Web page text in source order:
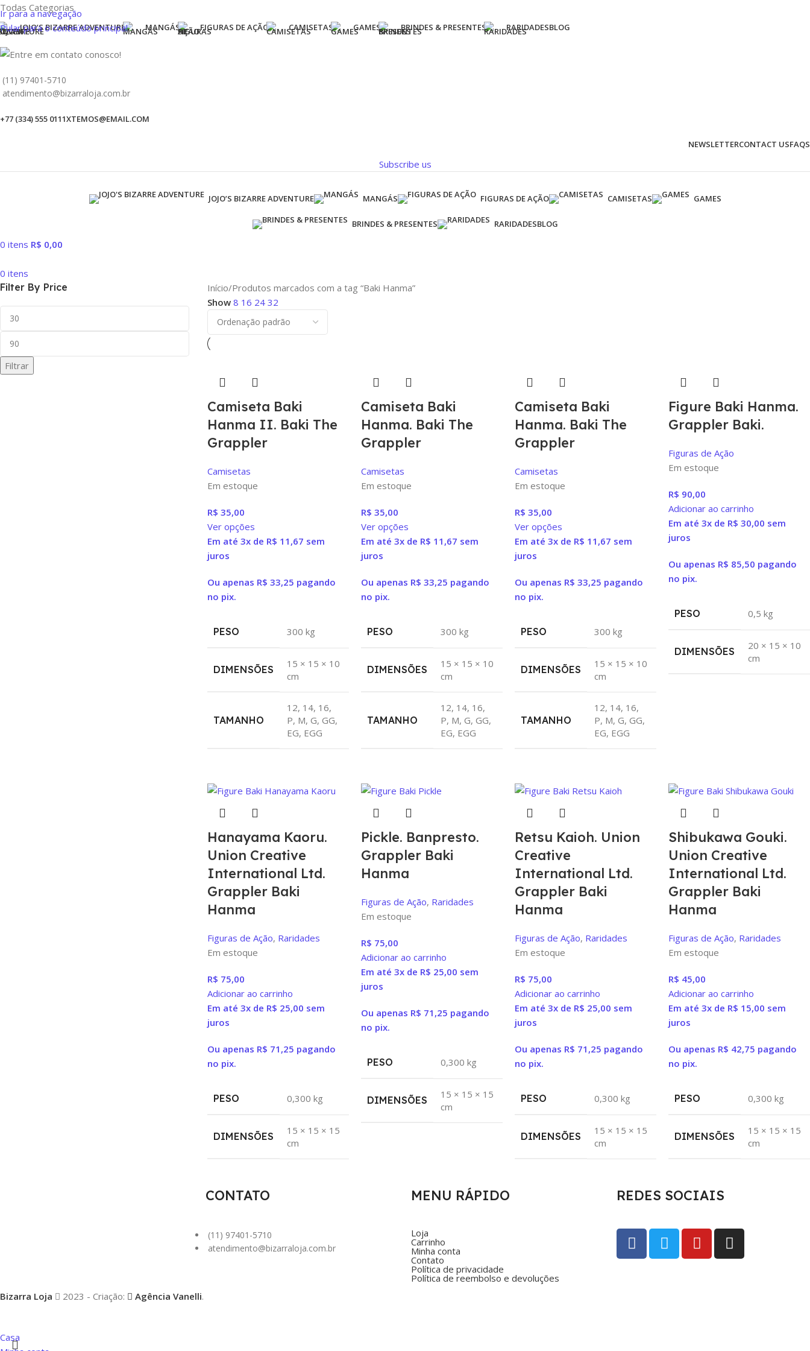
Ir para a navegação
Pular para o conteúdo principal
Todas Categorias
JOJO’S BIZARRE ADVENTURE MANGÁS FIGURAS DE AÇÃO CAMISETAS GAMES BRINDES & PRESENTES RARIDADESBLOG
(11) 97401-5710
atendimento@bizarraloja.com.br
+77 (334) 555 0111XTEMOS@EMAIL.COM
NEWSLETTERCONTACT USFAQS
Subscribe us
JOJO’S BIZARRE ADVENTURE MANGÁS FIGURAS DE AÇÃO CAMISETAS GAMES
BRINDES & PRESENTES RARIDADESBLOG
0 itens R$ 0,00
0 itens
Filter By Price
Filtrar
Início Produtos marcados com a tag “Baki Hanma”
Show 8 16 24 32
Camiseta Baki
Hanma II. Baki The
Grappler
Camisetas
Em estoque
R$ 35,00
Ver opções
Em até 3x de R$ 11,67 sem
juros
Ou apenas R$ 33,25 pagando
no pix.
PESO 300 kg
DIMENSÕES
15 × 15 × 10
cm
TAMANHO
12, 14, 16,
P, M, G, GG,
EG, EGG
Camiseta Baki
Hanma. Baki The
Grappler
Camisetas
Em estoque
R$ 35,00
Ver opções
Em até 3x de R$ 11,67 sem
juros
Ou apenas R$ 33,25 pagando
no pix.
PESO 300 kg
DIMENSÕES
15 × 15 × 10
cm
TAMANHO
12, 14, 16,
P, M, G, GG,
EG, EGG
Camiseta Baki
Hanma. Baki The
Grappler
Camisetas
Em estoque
R$ 35,00
Ver opções
Em até 3x de R$ 11,67 sem
juros
Ou apenas R$ 33,25 pagando
no pix.
PESO 300 kg
DIMENSÕES
15 × 15 × 10
cm
TAMANHO
12, 14, 16,
P, M, G, GG,
EG, EGG
Figure Baki Hanma.
Grappler Baki.
Figuras de Ação
Em estoque
R$ 90,00
Adicionar ao carrinho
Em até 3x de R$ 30,00 sem
juros
Ou apenas R$ 85,50 pagando
no pix.
PESO 0,5 kg
DIMENSÕES
20 × 15 × 10
cm
Hanayama Kaoru.
Union Creative
International Ltd.
Grappler Baki
Hanma
Figuras de Ação, Raridades
Em estoque
R$ 75,00
Adicionar ao carrinho
Em até 3x de R$ 25,00 sem
juros
Ou apenas R$ 71,25 pagando
no pix.
PESO 0,300 kg
DIMENSÕES
15 × 15 × 15
cm
Pickle. Banpresto.
Grappler Baki
Hanma
Figuras de Ação, Raridades
Em estoque
R$ 75,00
Adicionar ao carrinho
Em até 3x de R$ 25,00 sem
juros
Ou apenas R$ 71,25 pagando
no pix.
PESO 0,300 kg
DIMENSÕES
15 × 15 × 15
cm
Retsu Kaioh. Union
Creative
International Ltd.
Grappler Baki
Hanma
Figuras de Ação, Raridades
Em estoque
R$ 75,00
Adicionar ao carrinho
Em até 3x de R$ 25,00 sem
juros
Ou apenas R$ 71,25 pagando
no pix.
PESO 0,300 kg
DIMENSÕES
15 × 15 × 15
cm
Shibukawa Gouki.
Union Creative
International Ltd.
Grappler Baki
Hanma
Figuras de Ação, Raridades
Em estoque
R$ 45,00
Adicionar ao carrinho
Em até 3x de R$ 15,00 sem
juros
Ou apenas R$ 42,75 pagando
no pix.
PESO 0,300 kg
DIMENSÕES
15 × 15 × 15
cm
CONTATO
(11) 97401-5710
atendimento@bizarraloja.com.br
MENU RÁPIDO
Loja
Carrinho
Minha conta
Contato
Política de privacidade
Política de reembolso e devoluções
REDES SOCIAIS
Bizarra Loja 2023 - Criação: Agência Vanelli.
Casa